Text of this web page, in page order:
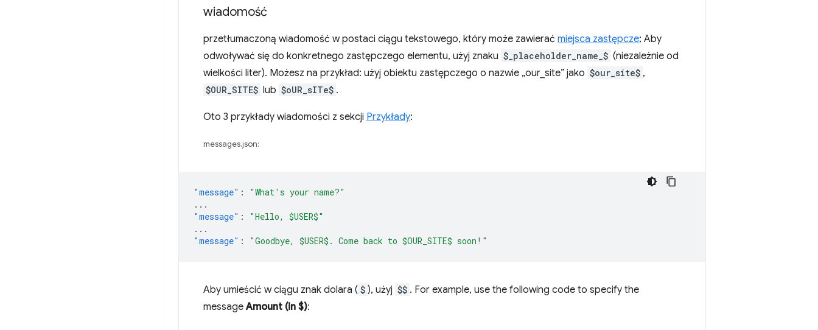
wiadomość
przetłumaczoną wiadomość w postaci ciągu tekstowego, który może zawierać miejsca zastępcze; Aby
odwoływać się do konkretnego zastępczego elementu, użyj znaku $_placeholder_name_$ (niezależnie od
wielkości liter). Możesz na przykład: użyj obiektu zastępczego o nazwie „our_site” jako $our_site$ ,
$OUR_SITE$ lub $oUR_sITe$ .
Oto 3 przykłady wiadomości z sekcji Przykłady:
messages.json:
"message" :
"What's your name?"
...
"message" :
"Hello, $USER$"
...
"message" : "Goodbye, $USER$. Come back to $OUR_SITE$ soon!"
Aby umieścić w ciągu znak dolara ( $ ), użyj $$ . For example, use the following code to specify the
messageAmount (in $):